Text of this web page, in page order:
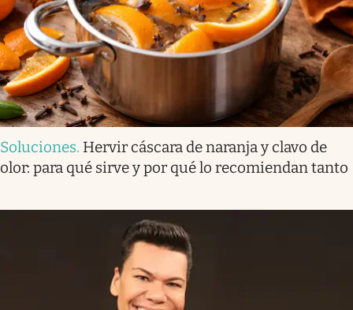
Soluciones. Hervir cáscara de naranja y clavo de
olor: para qué sirve y por qué lo recomiendan tanto